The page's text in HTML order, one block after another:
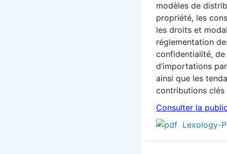
modèles de
propriété, les
les droits et
réglementation
confidentialité,
d’importations
ainsi que les
contributions clés
Consulter la
Lexology-